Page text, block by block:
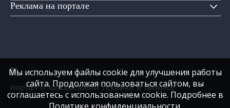
Реклама на портале
портал о холодильной технике и бизнесе
Мы используем файлы cookie для улучшения работы
сайта. Продолжая пользоваться сайтом, вы
соглашаетесь с использованием cookie. Подробнее в